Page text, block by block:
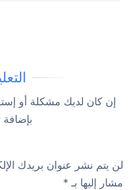
إن كان لديك مشكلة أو
بإضافة
لن يتم نشر عنوان بريدك
مشار إليها بـ *